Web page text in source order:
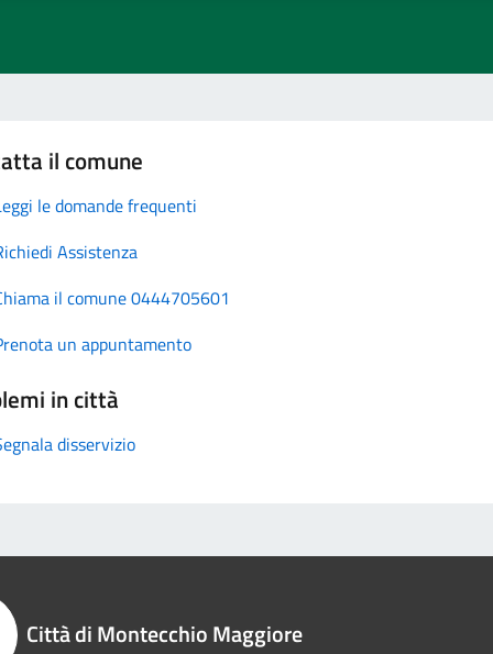
il comune
le domande frequenti
Assistenza
il comune 0444705601
un appuntamento
in città
disservizio
Città di Montecchio Maggiore